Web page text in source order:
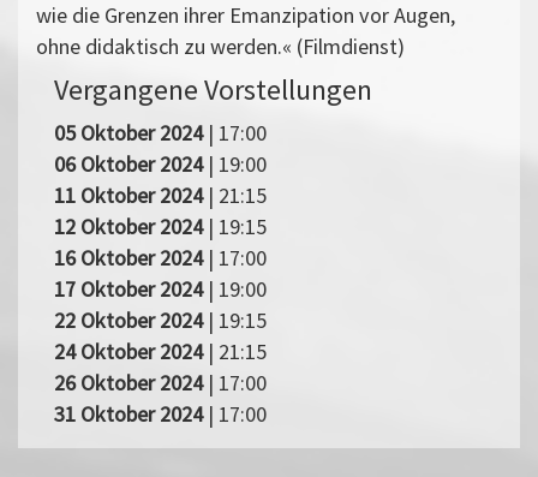
wie die Grenzen ihrer Emanzipation vor Augen,
ohne didaktisch zu werden.« (Filmdienst)
Vergangene Vorstellungen
05 Oktober 2024| 17:00
06 Oktober 2024| 19:00
11 Oktober 2024| 21:15
12 Oktober 2024| 19:15
16 Oktober 2024| 17:00
17 Oktober 2024| 19:00
22 Oktober 2024| 19:15
24 Oktober 2024| 21:15
26 Oktober 2024| 17:00
31 Oktober 2024| 17:00